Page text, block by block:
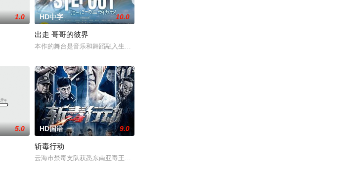
1.0 HD中字 10.0
出走 哥哥的彼界
本作的舞台是音乐和舞蹈融入生活的冲绳。与母亲朱音、妹妹舞一起生活的照屋踊，憧憬舞蹈学校的丽莎，
5.0 HD国语 9.0
斩毒行动
云海市禁毒支队获悉东南亚毒王廖爷将携600余公斤毒品来云交易，火速成立“斩毒行动”专案组，借调警员安